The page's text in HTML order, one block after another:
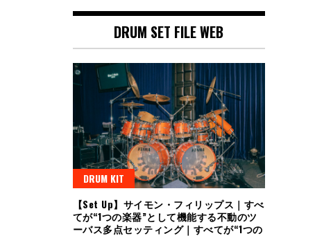
DRUM SET FILE WEB
DRUM KIT
【Set Up】サイモン・フィリップス｜すべ
てが“1つの楽器”として機能する不動のツ
ーバス多点セッティング｜すべてが“1つの